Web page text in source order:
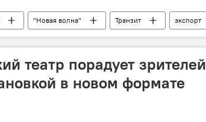
"Новая волна" Транзит экспорт
театр порадует зрителей
в новом формате